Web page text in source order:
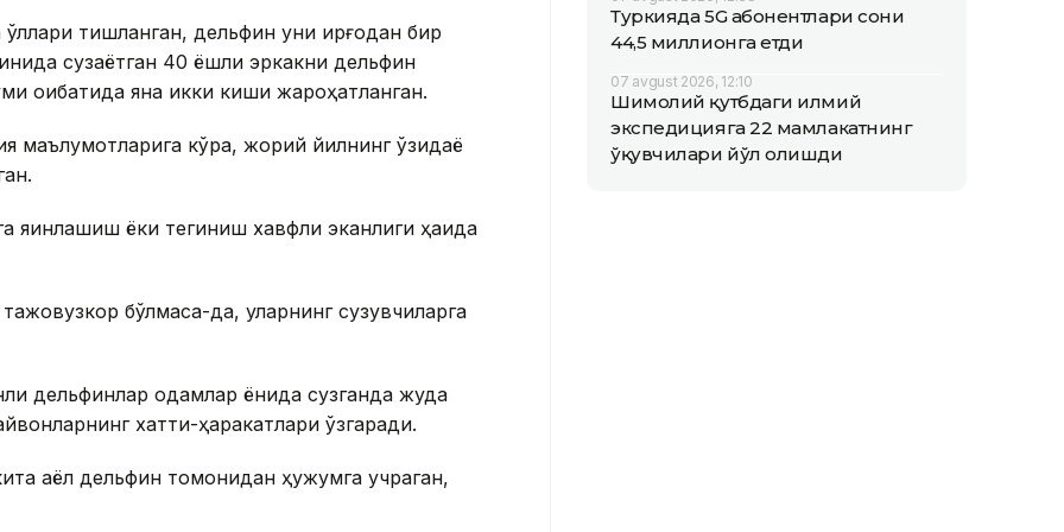
тишланган, дельфин уни қирғоқдан бир
сузаётган 40 ёшли эркакни дельфин
оқибатида яна икки киши жароҳатланган.
маълумотларига кўра, жорий йилнинг ўзидаёқ
яқинлашиш ёки тегиниш хавфли эканлиги ҳақида
бўлмаса-да, уларнинг сузувчиларга
дельфинлар одамлар ёнида сузганда жуда
хатти-ҳаракатлари ўзгаради.
аёл дельфин томонидан ҳужумга учраган,
Туркияда 5G абонентлари сони
44,5 миллионга етди
07 avgust 2026, 12:10
Шимолий қутбдаги илмий
экспедицияга 22 мамлакатнинг
ўқувчилари йўл олишди